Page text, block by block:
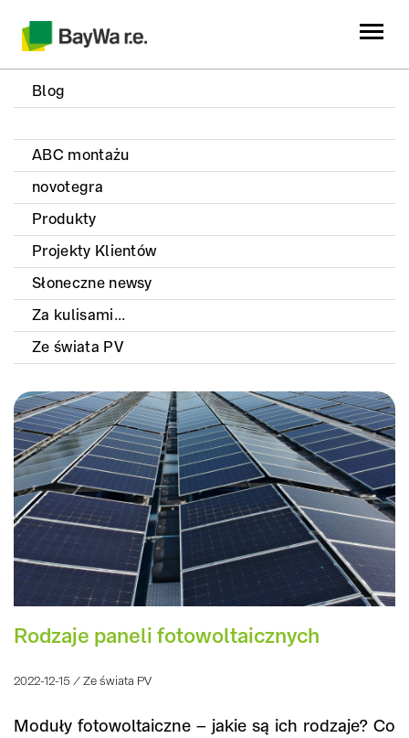
Blog
ABC montażu
novotegra
Produkty
Projekty Klientów
Słoneczne newsy
Za kulisami...
Ze świata PV
Rodzaje paneli fotowoltaicznych
2022-12-15 / Ze świata PV
Moduły fotowoltaiczne – jakie są ich rodzaje? Co